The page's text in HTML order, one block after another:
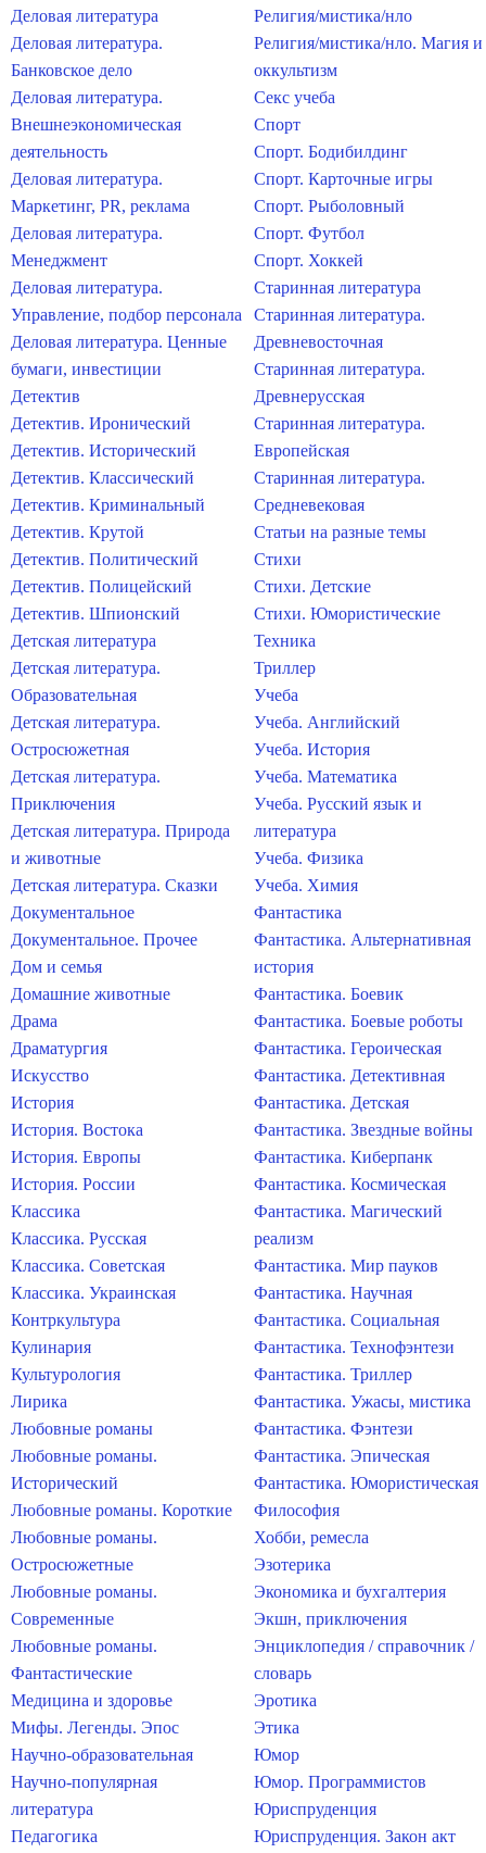
Деловая литература
Деловая литература.
Банковское дело
Деловая литература.
Внешнеэкономическая
деятельность
Деловая литература.
Маркетинг, PR, реклама
Деловая литература.
Менеджмент
Деловая литература.
Управление, подбор персонала
Деловая литература. Ценные
бумаги, инвестиции
Детектив
Детектив. Иронический
Детектив. Исторический
Детектив. Классический
Детектив. Криминальный
Детектив. Крутой
Детектив. Политический
Детектив. Полицейский
Детектив. Шпионский
Детская литература
Детская литература.
Образовательная
Детская литература.
Остросюжетная
Детская литература.
Приключения
Детская литература. Природа
и животные
Детская литература. Сказки
Документальное
Документальное. Прочее
Дом и семья
Домашние животные
Драма
Драматургия
Искусство
История
История. Востока
История. Европы
История. России
Классика
Классика. Русская
Классика. Советская
Классика. Украинская
Контркультура
Кулинария
Культурология
Лирика
Любовные романы
Любовные романы.
Исторический
Любовные романы. Короткие
Любовные романы.
Остросюжетные
Любовные романы.
Современные
Любовные романы.
Фантастические
Медицина и здоровье
Мифы. Легенды. Эпос
Научно-образовательная
Научно-популярная
литература
Педагогика
Религия/мистика/нло
Религия/мистика/нло. Магия и
оккультизм
Секс учеба
Спорт
Спорт. Бодибилдинг
Спорт. Карточные игры
Спорт. Рыболовный
Спорт. Футбол
Спорт. Хоккей
Старинная литература
Старинная литература.
Древневосточная
Старинная литература.
Древнерусская
Старинная литература.
Европейская
Старинная литература.
Средневековая
Статьи на разные темы
Стихи
Стихи. Детские
Стихи. Юмористические
Техника
Триллер
Учеба
Учеба. Английский
Учеба. История
Учеба. Математика
Учеба. Русский язык и
литература
Учеба. Физика
Учеба. Химия
Фантастика
Фантастика. Альтернативная
история
Фантастика. Боевик
Фантастика. Боевые роботы
Фантастика. Героическая
Фантастика. Детективная
Фантастика. Детская
Фантастика. Звездные войны
Фантастика. Киберпанк
Фантастика. Космическая
Фантастика. Магический
реализм
Фантастика. Мир пауков
Фантастика. Научная
Фантастика. Социальная
Фантастика. Технофэнтези
Фантастика. Триллер
Фантастика. Ужасы, мистика
Фантастика. Фэнтези
Фантастика. Эпическая
Фантастика. Юмористическая
Философия
Хобби, ремесла
Эзотерика
Экономика и бухгалтерия
Экшн, приключения
Энциклопедия / справочник /
словарь
Эротика
Этика
Юмор
Юмор. Программистов
Юриспруденция
Юриспруденция. Закон акт